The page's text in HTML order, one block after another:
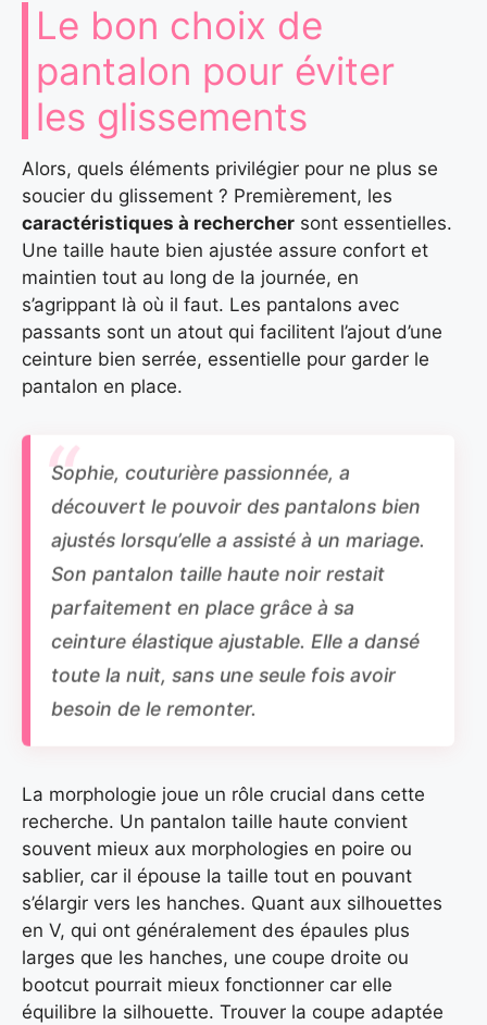
Le bon choix de
pantalon pour éviter
les glissements
Alors, quels éléments privilégier pour ne plus se
soucier du glissement ? Premièrement, les
caractéristiques à rechercher sont essentielles.
Une taille haute bien ajustée assure confort et
maintien tout au long de la journée, en
s’agrippant là où il faut. Les pantalons avec
passants sont un atout qui facilitent l’ajout d’une
ceinture bien serrée, essentielle pour garder le
pantalon en place.
Sophie, couturière passionnée, a
découvert le pouvoir des pantalons bien
ajustés lorsqu’elle a assisté à un mariage.
Son pantalon taille haute noir restait
parfaitement en place grâce à sa
ceinture élastique ajustable. Elle a dansé
toute la nuit, sans une seule fois avoir
besoin de le remonter.
La morphologie joue un rôle crucial dans cette
recherche. Un pantalon taille haute convient
souvent mieux aux morphologies en poire ou
sablier, car il épouse la taille tout en pouvant
s’élargir vers les hanches. Quant aux silhouettes
en V, qui ont généralement des épaules plus
larges que les hanches, une coupe droite ou
bootcut pourrait mieux fonctionner car elle
équilibre la silhouette. Trouver la coupe adaptée